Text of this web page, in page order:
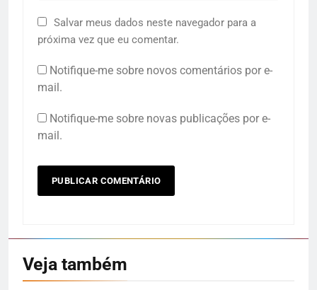
Salvar meus dados neste navegador para a
próxima vez que eu comentar.
Notifique-me sobre novos comentários por e-
mail.
Notifique-me sobre novas publicações por e-
mail.
Veja também